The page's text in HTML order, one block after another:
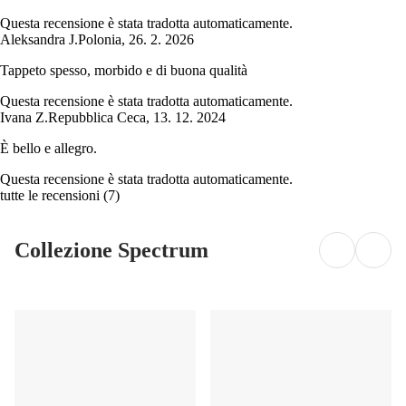
Questa recensione è stata tradotta automaticamente.
Aleksandra J.Polonia, 26. 2. 2026
Tappeto spesso, morbido e di buona qualità
Questa recensione è stata tradotta automaticamente.
Ivana Z.Repubblica Ceca, 13. 12. 2024
È bello e allegro.
Questa recensione è stata tradotta automaticamente.
tutte le recensioni (7)
Collezione Spectrum